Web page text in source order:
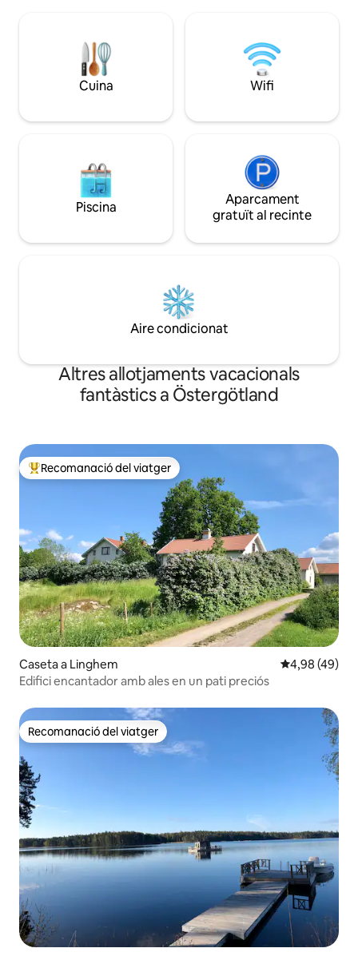
Estació de tren a 2,5 km Autobús de
trasllat a 300 m Norrköping 25 km La
roba de llit, les tovalloles i la neteja no
estan inclosos. Pots fer la reserva per
reservat per un import addicional a
Mark Twain va
sobre el llac
Tramp Abroad.
Cuina Wifi
Piscina
Aparcament
gratuït al recinte
Aire condicionat
Altres allotjaments vacacionals
fantàstics a Östergötland
Principals recomanacions dels viatgers
Recomanació del viatger
Caseta a Linghem 4,98 de
4,98 (49)
Edifici encantador amb ales en un pati preciós
Recomanació del viatger
Recomanació del viatger